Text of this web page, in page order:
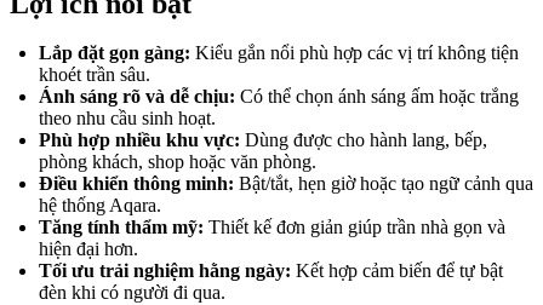
Lắp đặt gọn gàng: Kiểu gắn nổi phù hợp các vị trí không tiện
khoét trần sâu.
Ánh sáng rõ và dễ chịu: Có thể chọn ánh sáng ấm hoặc trắng
theo nhu cầu sinh hoạt.
Phù hợp nhiều khu vực: Dùng được cho hành lang, bếp,
phòng khách, shop hoặc văn phòng.
Điều khiển thông minh: Bật/tắt, hẹn giờ hoặc tạo ngữ cảnh qua
hệ thống Aqara.
Tăng tính thẩm mỹ: Thiết kế đơn giản giúp trần nhà gọn và
hiện đại hơn.
Tối ưu trải nghiệm hằng ngày: Kết hợp cảm biến để tự bật
đèn khi có người đi qua.